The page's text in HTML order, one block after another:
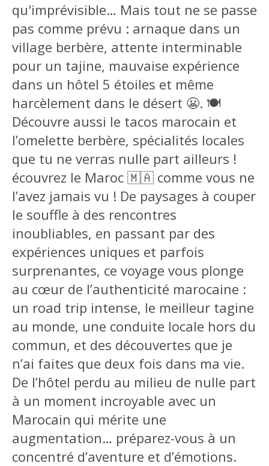
qu'imprévisible… Mais tout ne se passe
pas comme prévu : arnaque dans un
village berbère, attente interminable
pour un tajine, mauvaise expérience
dans un hôtel 5 étoiles et même
harcèlement dans le désert 😬. 🍽️
Découvre aussi le tacos marocain et
l’omelette berbère, spécialités locales
que tu ne verras nulle part ailleurs !
écouvrez le Maroc 🇲🇦 comme vous ne
l’avez jamais vu ! De paysages à couper
le souffle à des rencontres
inoubliables, en passant par des
expériences uniques et parfois
surprenantes, ce voyage vous plonge
au cœur de l’authenticité marocaine :
un road trip intense, le meilleur tagine
au monde, une conduite locale hors du
commun, et des découvertes que je
n’ai faites que deux fois dans ma vie.
De l’hôtel perdu au milieu de nulle part
à un moment incroyable avec un
Marocain qui mérite une
augmentation… préparez-vous à un
concentré d’aventure et d’émotions.